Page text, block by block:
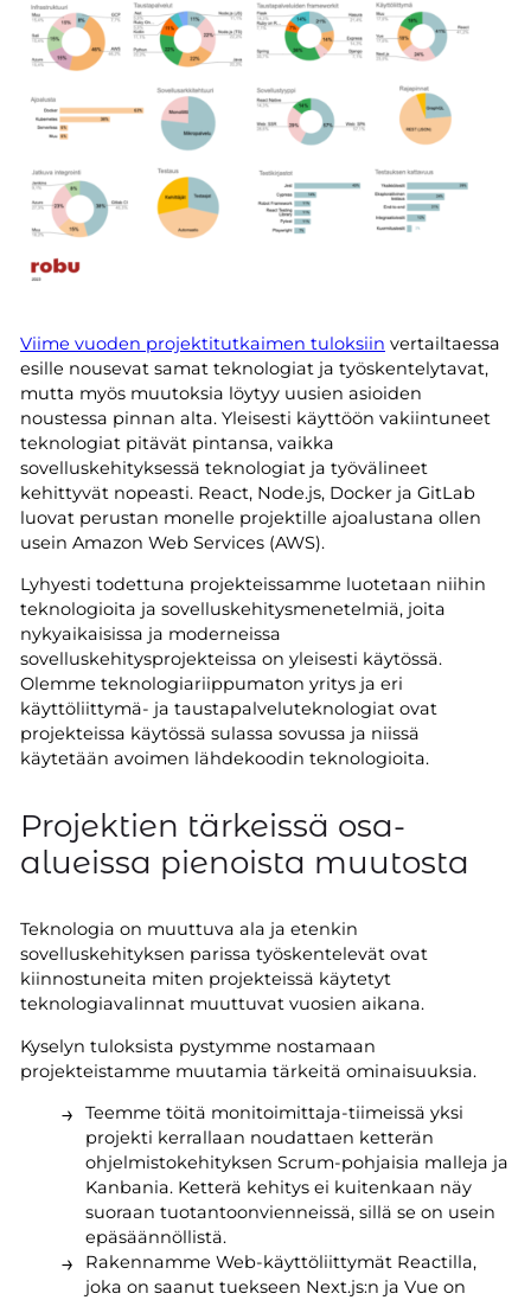
Viime vuoden projektitutkaimen tuloksiin vertailtaessa
esille nousevat samat teknologiat ja työskentelytavat,
mutta myös muutoksia löytyy uusien asioiden
noustessa pinnan alta. Yleisesti käyttöön vakiintuneet
teknologiat pitävät pintansa, vaikka
sovelluskehityksessä teknologiat ja työvälineet
kehittyvät nopeasti. React, Node.js, Docker ja GitLab
luovat perustan monelle projektille ajoalustana ollen
usein Amazon Web Services (AWS).
Lyhyesti todettuna projekteissamme luotetaan niihin
teknologioita ja sovelluskehitysmenetelmiä, joita
nykyaikaisissa ja moderneissa
sovelluskehitysprojekteissa on yleisesti käytössä.
Olemme teknologiariippumaton yritys ja eri
käyttöliittymä- ja taustapalveluteknologiat ovat
projekteissa käytössä sulassa sovussa ja niissä
käytetään avoimen lähdekoodin teknologioita.
Projektien tärkeissä osa-
alueissa pienoista muutosta
Teknologia on muuttuva ala ja etenkin
sovelluskehityksen parissa työskentelevät ovat
kiinnostuneita miten projekteissä käytetyt
teknologiavalinnat muuttuvat vuosien aikana.
Kyselyn tuloksista pystymme nostamaan
projekteistamme muutamia tärkeitä ominaisuuksia.
Teemme töitä monitoimittaja-tiimeissä yksi
projekti kerrallaan noudattaen ketterän
ohjelmistokehityksen Scrum-pohjaisia malleja ja
Kanbania. Ketterä kehitys ei kuitenkaan näy
suoraan tuotantoonvienneissä, sillä se on usein
epäsäännöllistä.
Rakennamme Web-käyttöliittymät Reactilla,
joka on saanut tuekseen Next.js:n ja Vue on